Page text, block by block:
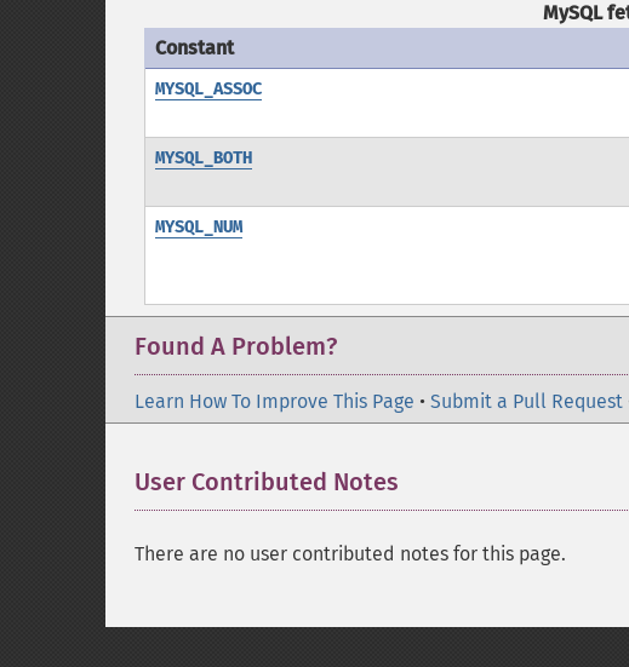
MySQL
Constant
MYSQL_ASSOC
MYSQL_BOTH
MYSQL_NUM
Found A Problem?
Learn How To Improve This Page • Submit a Pull Request
User Contributed Notes
There are no user contributed notes for this page.